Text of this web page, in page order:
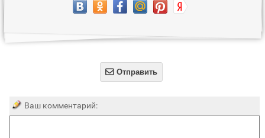
 Отправить
Ваш комментарий: